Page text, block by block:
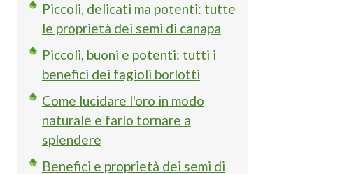
Piccoli, delicati ma potenti: tutte
le proprietà dei semi di canapa
Piccoli, buoni e potenti: tutti i
benefici dei fagioli borlotti
Come lucidare l'oro in modo
naturale e farlo tornare a
splendere
Benefici e proprietà dei semi di